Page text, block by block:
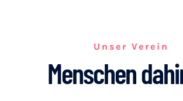
Unser Verein
Menschen